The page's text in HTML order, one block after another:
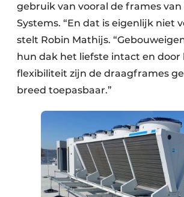
gebruik van vooral de frames van
Systems. “En dat is eigenlijk niet
stelt Robin Mathijs.
hun dak het liefste intact en door
flexibiliteit zijn de draagframes
breed toepasbaar.”